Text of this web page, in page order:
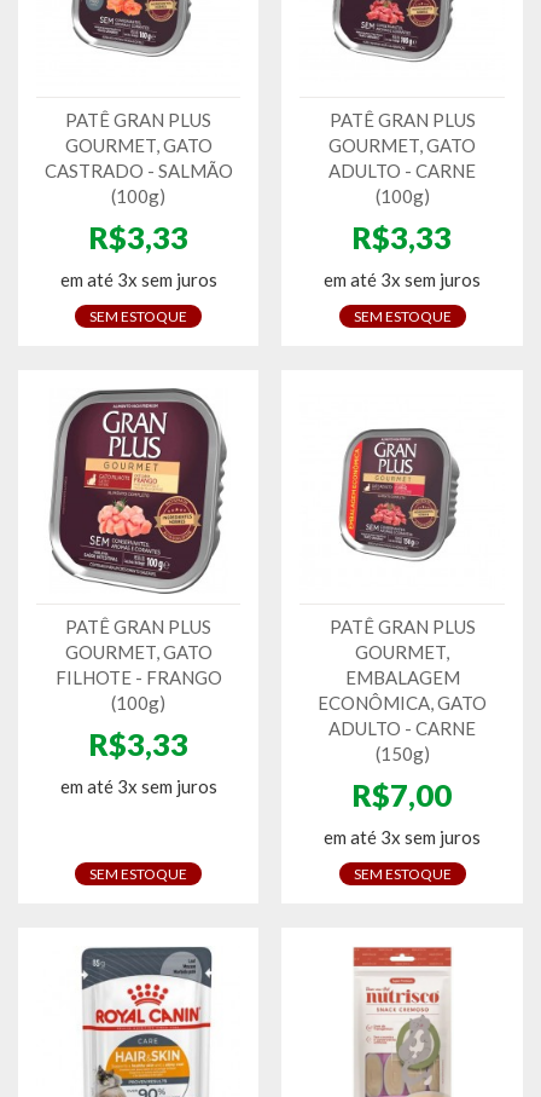
PATÊ GRAN PLUS
GOURMET, GATO
CASTRADO - SALMÃO
(100g)
R$3,33
em até 3x sem juros
SEM ESTOQUE
PATÊ GRAN PLUS
GOURMET, GATO
ADULTO - CARNE
(100g)
R$3,33
em até 3x sem juros
SEM ESTOQUE
PATÊ GRAN PLUS
GOURMET, GATO
FILHOTE - FRANGO
(100g)
R$3,33
em até 3x sem juros
SEM ESTOQUE
PATÊ GRAN PLUS
GOURMET,
EMBALAGEM
ECONÔMICA, GATO
ADULTO - CARNE
(150g)
R$7,00
em até 3x sem juros
SEM ESTOQUE